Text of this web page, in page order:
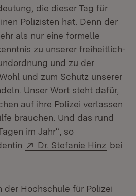
die dieser Tag für
Polizisten hat. Denn der
als nur eine formelle
zu unserer freiheitlich-
und zu der
und zum Schutz unserer
Unser Wort steht dafür,
auf ihre Polizei verlassen
brauchen. Und das rund
im Jahr“, so
Extern:
Dr. Stefanie Hinz bei
der Hochschule für Polizei